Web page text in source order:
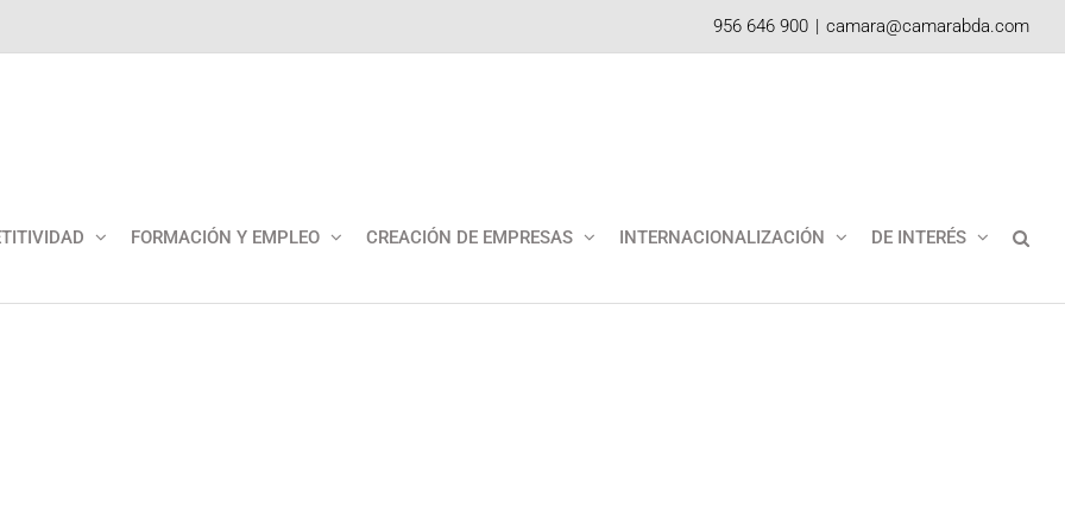
956 646 900 | camara@camarabda.com
FORMACIÓN Y EMPLEO CREACIÓN DE EMPRESAS INTERNACIONALIZACIÓN DE INTERÉS